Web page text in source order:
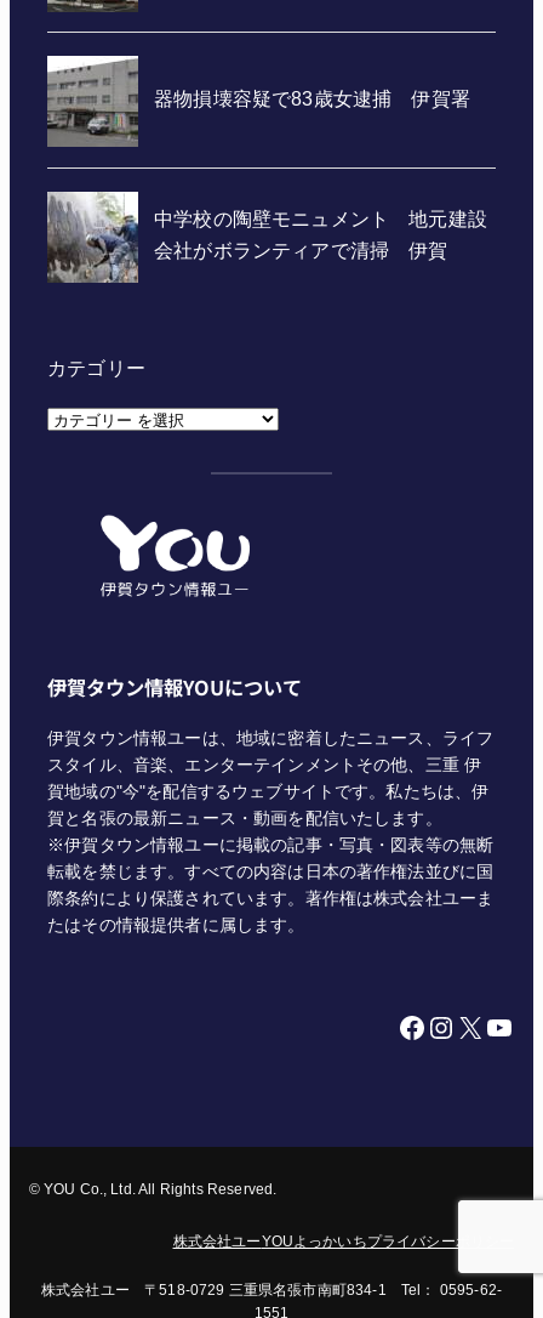
カテゴリー
カ
伊賀タウン情報YOUについて
伊賀タウン情報ユーは、地域に密着したニュース、ライフ
スタイル、音楽、エンターテインメントその他、三重 伊
賀地域の"今"を配信するウェブサイトです。私たちは、伊
賀と名張の最新ニュース・動画を配信いたします。
※伊賀タウン情報ユーに掲載の記事・写真・図表等の無断
転載を禁じます。すべての内容は日本の著作権法並びに国
際条約により保護されています。著作権は株式会社ユーま
たはその情報提供者に属します。
Facebook Instagram X YouTube
© YOU Co., Ltd. All Rights Reserved.
株式会社ユーYOUよっかいちプライバシーポリシー
株式会社ユー 〒518-0729 三重県名張市南町834-1 Tel： 0595-62-
1551